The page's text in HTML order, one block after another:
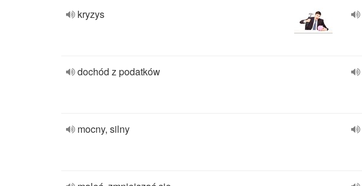
kryzys
dochód z podatków
mocny, silny